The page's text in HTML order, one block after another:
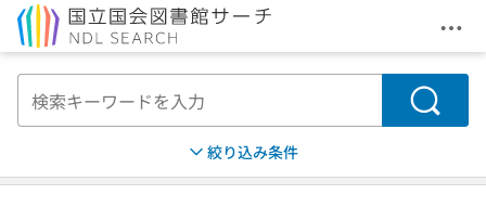
メ
検索
絞り込み条件